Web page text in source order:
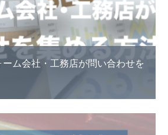
ム会社・工務店が問い合わせを